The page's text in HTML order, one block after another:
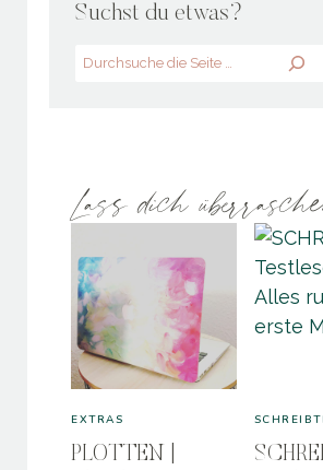
Suchst du etwas?
Search
Lass dich
EXTRAS
PLOTTEN |